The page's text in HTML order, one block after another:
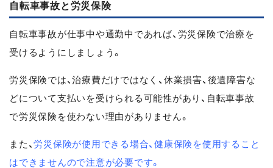
自転車事故と労災保険
自転車事故が仕事中や通勤中であれば、労災保険で治療を
受けるようにしましょう。
労災保険では、治療費だけではなく、休業損害、後遺障害な
どについて支払いを受けられる可能性があり、自転車事故
で労災保険を使わない理由がありません。
また、労災保険が使用できる場合、健康保険を使用すること
はできませんので注意が必要です。